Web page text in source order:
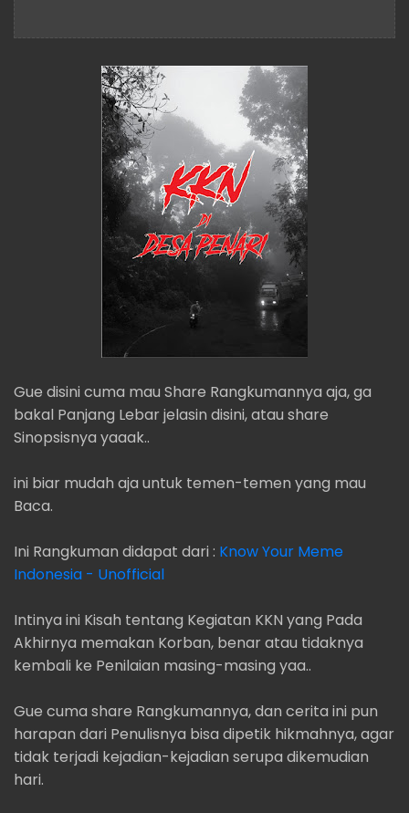
Gue disini cuma mau Share Rangkumannya aja, ga
bakal Panjang Lebar jelasin disini, atau share
Sinopsisnya yaaak..
ini biar mudah aja untuk temen-temen yang mau
Baca.
Ini Rangkuman didapat dari : Know Your Meme
Indonesia - Unofficial
Intinya ini Kisah tentang Kegiatan KKN yang Pada
Akhirnya memakan Korban, benar atau tidaknya
kembali ke Penilaian masing-masing yaa..
Gue cuma share Rangkumannya, dan cerita ini pun
harapan dari Penulisnya bisa dipetik hikmahnya, agar
tidak terjadi kejadian-kejadian serupa dikemudian
hari.